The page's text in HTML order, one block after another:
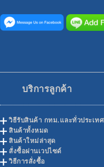
บริการลูกค้า
วิธีรับสินค้า กทม.และทั่วประเทศ
สินค้าทั้งหมด
สินค้าใหม่ล่าสุด
สั่งซื้อผ่านเวปไซด์
วิธีการสั่งซื้อ